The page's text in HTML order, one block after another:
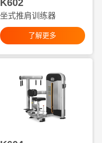
K602
坐式推肩训练器
了解更多